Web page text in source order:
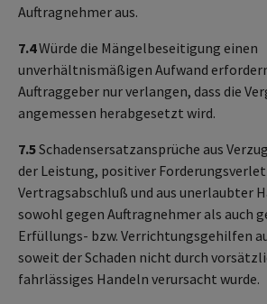
Auftragnehmer aus.
7.4Würde die Mängelbeseitigung einen
unverhältnismäßigen Aufwand
Auftraggeber nur verlangen, dass die
angemessen herabgesetzt wird.
7.5Schadensersatzansprüche aus
der Leistung, positiver
Vertragsabschluß und aus unerlaubter
sowohl gegen Auftragnehmer als auch
Erfüllungs- bzw. Verrichtungsgehilfen
soweit der Schaden nicht durch
fahrlässiges Handeln verursacht wurde.